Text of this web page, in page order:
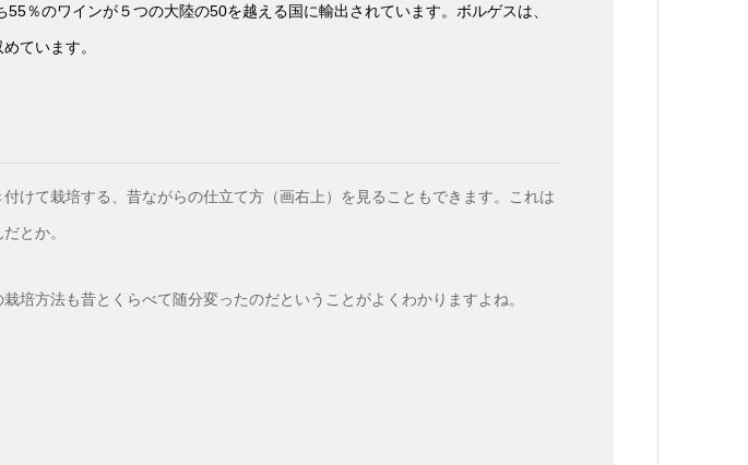
％のワインが５つの大陸の50を越える国に輸出されています。ボルゲスは、
ています。
けて栽培する、昔ながらの仕立て方（画右上）を見ることもできます。これは
とか。
培方法も昔とくらべて随分変ったのだということがよくわかりますよね。